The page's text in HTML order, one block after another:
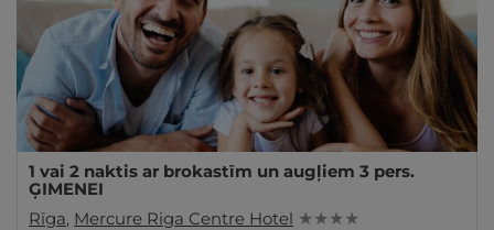
1 vai 2 naktis ar brokastīm un augļiem 3 pers.
ĢIMENEI
Rīga, Mercure Riga Centre Hotel ★ ★ ★ ★